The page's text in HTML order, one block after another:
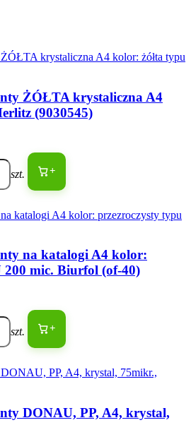
ŻÓŁTA krystaliczna A4
(9030545)
szt. +
na katalogi A4 kolor:
200 mic. Biurfol (of-40)
szt. +
DONAU, PP, A4, krystal,